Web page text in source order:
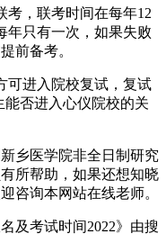
，联考时间在每年12
年只有一次，如果失败
前备考。
进入院校复试，复试
能否进入心仪院校的关
乡医学院非全日制研究
所帮助，如果还想知晓
咨询本网站在线老师。
及考试时间2022》由搜